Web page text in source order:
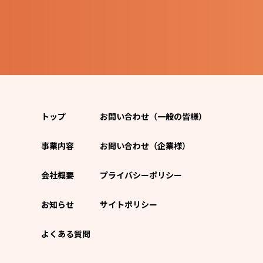
トップ
事業内容
会社概要
お知らせ
よくある質問
お問い合わせ（一般の皆様）
お問い合わせ（企業様）
プライバシーポリシー
サイトポリシー